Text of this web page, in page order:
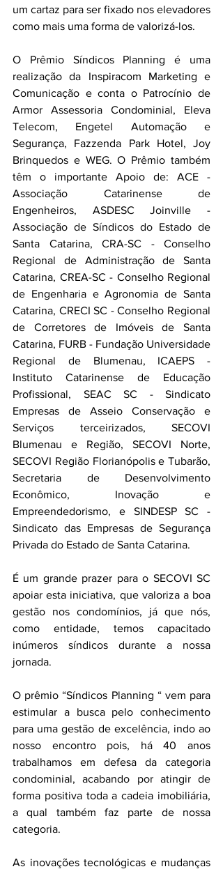
um cartaz para ser fixado nos elevadores
como mais uma forma de valorizá-los.
O Prêmio Síndicos Planning é uma
realização da Inspiracom Marketing e
Comunicação e conta o Patrocínio de
Armor Assessoria Condominial, Eleva
Telecom, Engetel Automação e
Segurança, Fazzenda Park Hotel, Joy
Brinquedos e WEG. O Prêmio também
têm o importante Apoio de: ACE -
Associação Catarinense de
Engenheiros, ASDESC Joinville -
Associação de Síndicos do Estado de
Santa Catarina, CRA-SC - Conselho
Regional de Administração de Santa
Catarina, CREA-SC - Conselho Regional
de Engenharia e Agronomia de Santa
Catarina, CRECI SC - Conselho Regional
de Corretores de Imóveis de Santa
Catarina, FURB - Fundação Universidade
Regional de Blumenau, ICAEPS -
Instituto Catarinense de Educação
Profissional, SEAC SC - Sindicato
Empresas de Asseio Conservação e
Serviços terceirizados, SECOVI
Blumenau e Região, SECOVI Norte,
SECOVI Região Florianópolis e Tubarão,
Secretaria de Desenvolvimento
Econômico, Inovação e
Empreendedorismo, e SINDESP SC -
Sindicato das Empresas de Segurança
Privada do Estado de Santa Catarina.
É um grande prazer para o SECOVI SC
apoiar esta iniciativa, que valoriza a boa
gestão nos condomínios, já que nós,
como entidade, temos capacitado
inúmeros síndicos durante a nossa
jornada.
O prêmio “Síndicos Planning “ vem para
estimular a busca pelo conhecimento
para uma gestão de excelência, indo ao
nosso encontro pois, há 40 anos
trabalhamos em defesa da categoria
condominial, acabando por atingir de
forma positiva toda a cadeia imobiliária,
a qual também faz parte de nossa
categoria.
As inovações tecnológicas e mudanças